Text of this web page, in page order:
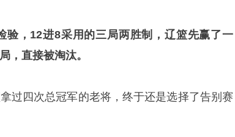
验，12进8采用的三局两胜制，辽篮先赢了一
，直接被淘汰。
过四次总冠军的老将，终于还是选择了告别赛